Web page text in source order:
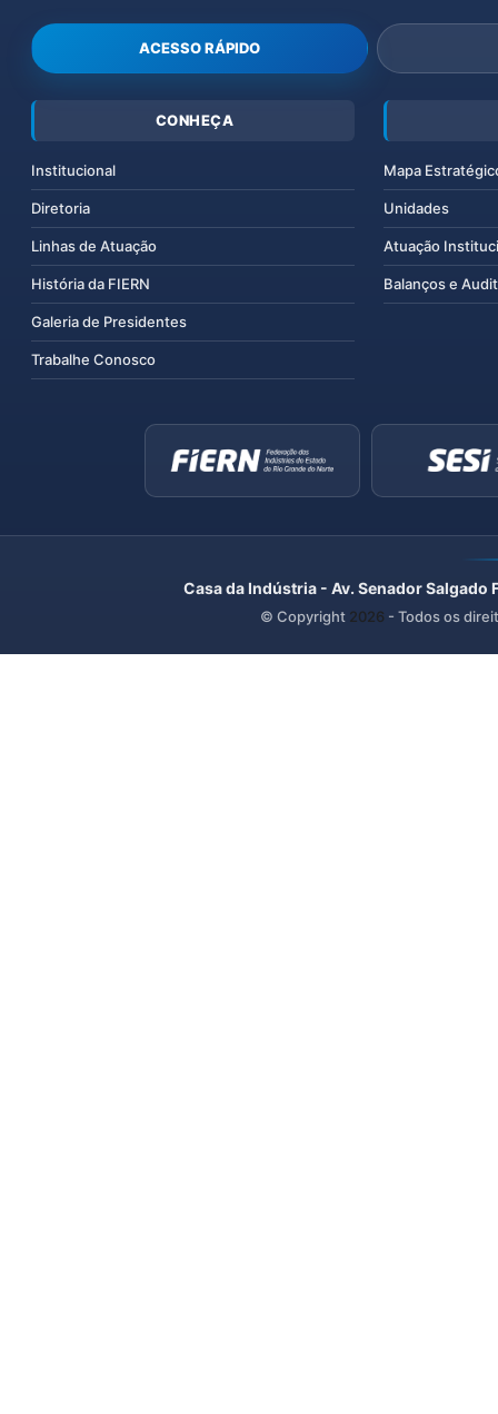
ACESSO RÁPIDO
CONHEÇA
Institucional
Diretoria
Linhas de Atuação
História da FIERN
Galeria de Presidentes
Trabalhe Conosco
Mapa
Unidades
Atuação
Balanços e
Casa da Indústria - Av. Senador
© Copyright 2026 - Todos os